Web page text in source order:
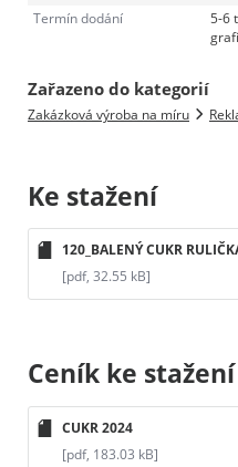
Termín dodání
5-6
Zařazeno do kategorií
Zakázková výroba na míru
Ke stažení
120_BALENÝ CUKR
[pdf, 32.55 kB]
Ceník ke stažení
CUKR 2024
[pdf, 183.03 kB]